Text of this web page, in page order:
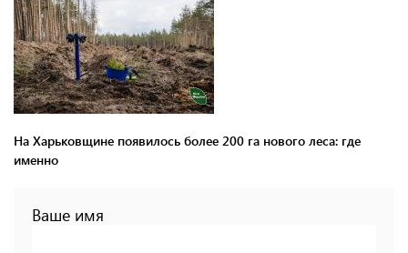
На Харьковщине появилось более 200 га нового леса: где
именно
Ваше имя